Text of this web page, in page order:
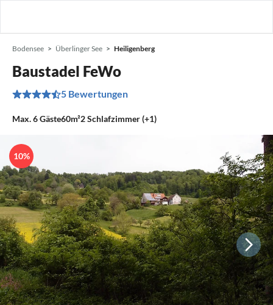
Bodensee Überlinger See Heiligenberg
Baustadel FeWo
5 Bewertungen
Max.6Gäste60m²2Schlafzimmer (+1)
10%